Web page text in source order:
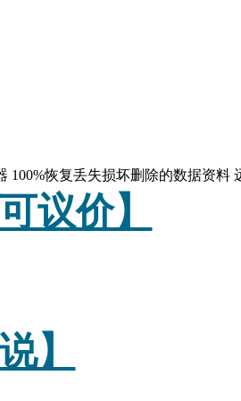
100%恢复丢失损坏删除的数据资料
议价】
】